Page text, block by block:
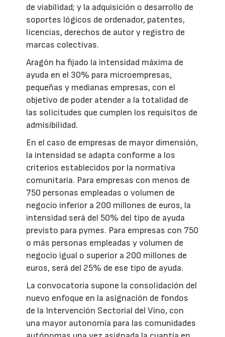
de viabilidad; y la adquisición o desarrollo de
soportes lógicos de ordenador, patentes,
licencias, derechos de autor y registro de
marcas colectivas.
Aragón ha fijado la intensidad máxima de
ayuda en el 30% para microempresas,
pequeñas y medianas empresas, con el
objetivo de poder atender a la totalidad de
las solicitudes que cumplen los requisitos de
admisibilidad.
En el caso de empresas de mayor dimensión,
la intensidad se adapta conforme a los
criterios establecidos por la normativa
comunitaria. Para empresas con menos de
750 personas empleadas o volumen de
negocio inferior a 200 millones de euros, la
intensidad será del 50% del tipo de ayuda
previsto para pymes. Para empresas con 750
o más personas empleadas y volumen de
negocio igual o superior a 200 millones de
euros, será del 25% de ese tipo de ayuda.
La convocatoria supone la consolidación del
nuevo enfoque en la asignación de fondos
de la Intervención Sectorial del Vino, con
una mayor autonomía para las comunidades